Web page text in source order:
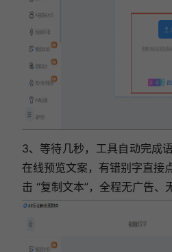
3、等待几秒，工具自动完成
在线预览文案，有错别字直接
击 “复制文本”，全程无广告、